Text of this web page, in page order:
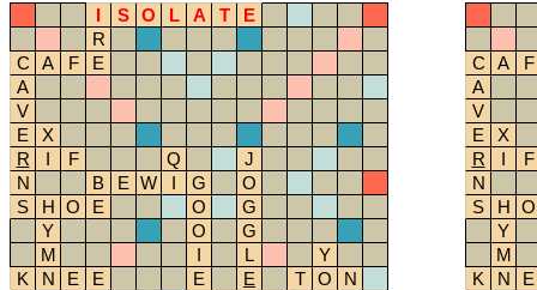
I S O L A T
E
R
C
A F
E
A
V
E
X
R
I F Q
J
N
B E W I G
O
S
H O E O
G
Y
O
G
M
I L
Y
K
N E E E E T O
N
C A
F
A
V
E
X
R
I
F
N
S
H O
Y
M
K
N
E